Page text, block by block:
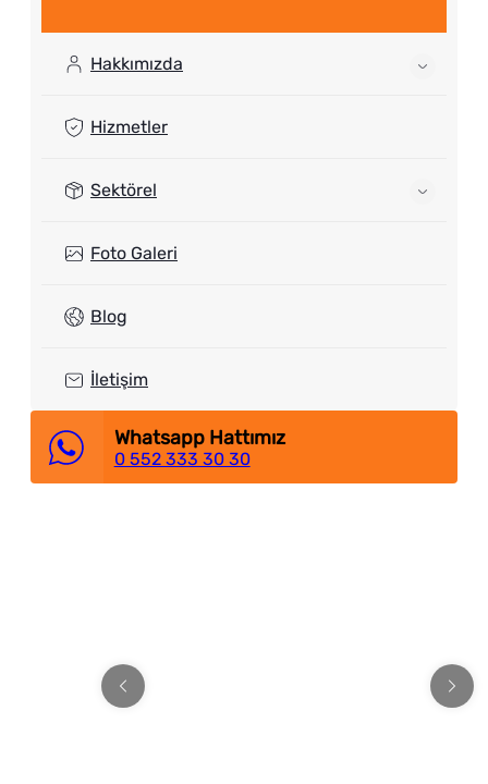
Hakkımızda
Hizmetler
Sektörel
Foto Galeri
Blog
İletişim
Whatsapp Hattımız
0 552 333 30 30